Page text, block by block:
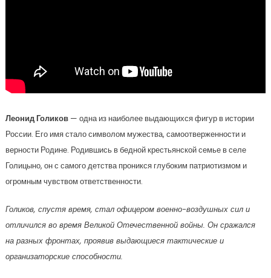
Леонид Голиков— одна из наиболее выдающихся фигур в истории
России. Его имя стало символом мужества, самоотверженности и
верности Родине. Родившись в бедной крестьянской семье в селе
Голицыно, он с самого детства проникся глубоким патриотизмом и
огромным чувством ответственности.
Голиков, спустя время, стал офицером военно-воздушных сил и
отличился во время Великой Отечественной войны. Он сражался
на разных фронтах, проявив выдающиеся тактические и
организаторские способности.